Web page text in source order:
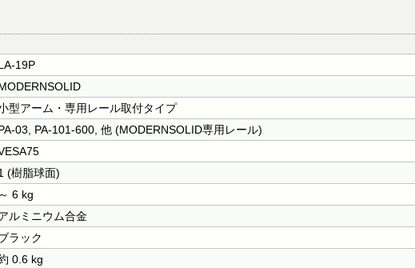
19P
型アーム・専用レール取付タイプ
03, PA-101-600, 他 (MODERNSOLID専用レール)
(樹脂球面)
～ 6 kg
ルミニウム合金
ラック
0.6 kg